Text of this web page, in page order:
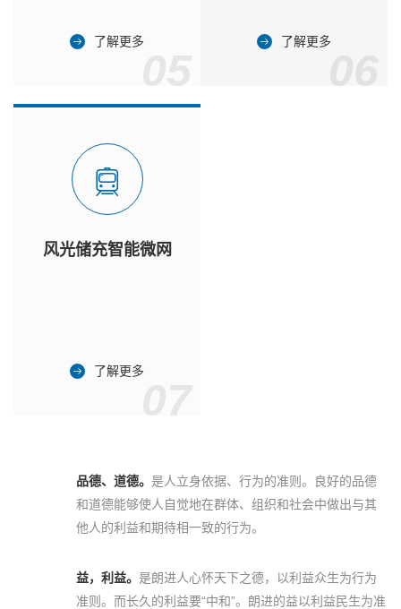
了解更多 了解更多
风光储充智能微网
了解更多
品德、道德。 是人立身依据、行为的准则。良好的品德
和道德能够使人自觉地在群体、组织和社会中做出与其
他人的利益和期待相一致的行为。
益，利益。 是朗进人心怀天下之德，以利益众生为行为
准则。而长久的利益要“中和”。朗进的益以利益民生为准